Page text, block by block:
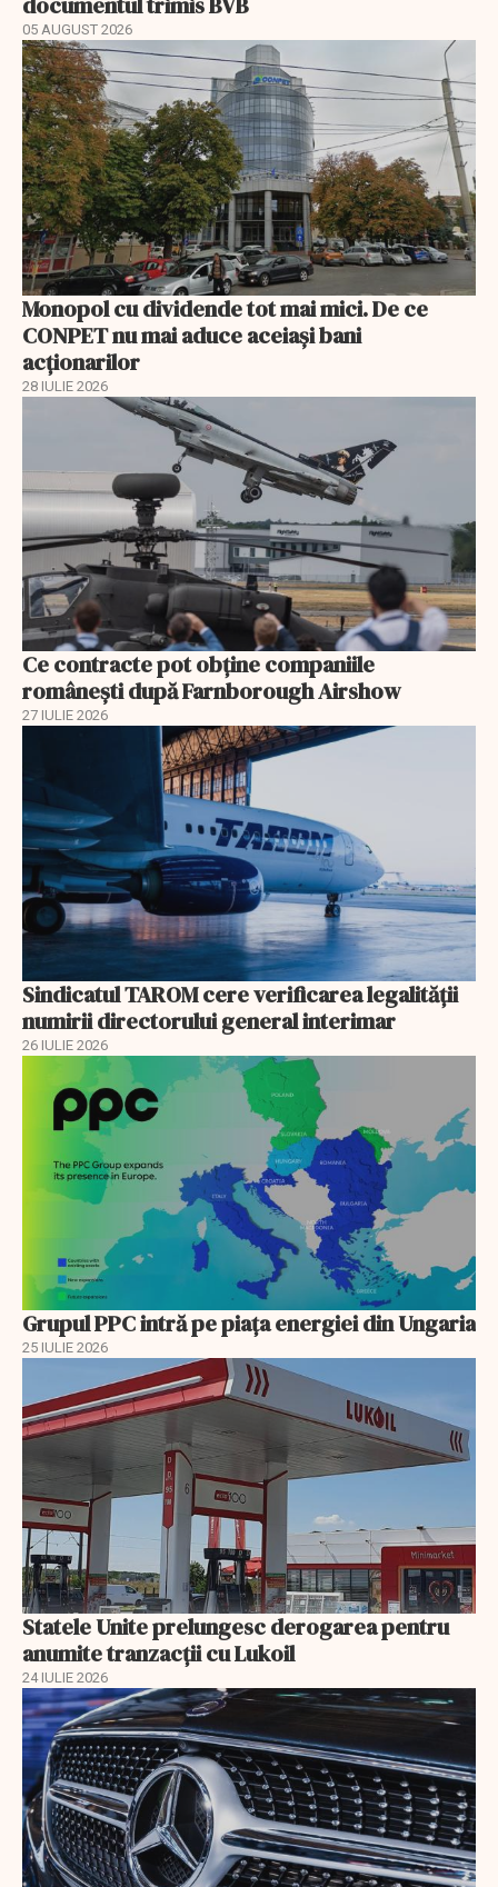
05 AUGUST 2026
Monopol cu dividende tot mai mici. De ce
CONPET nu mai aduce aceiași bani
acționarilor
28 IULIE 2026
Ce contracte pot obține companiile
românești după Farnborough Airshow
27 IULIE 2026
Sindicatul TAROM cere verificarea legalității
numirii directorului general interimar
26 IULIE 2026
Grupul PPC intră pe piața energiei din Ungaria
25 IULIE 2026
Statele Unite prelungesc derogarea pentru
anumite tranzacții cu Lukoil
24 IULIE 2026